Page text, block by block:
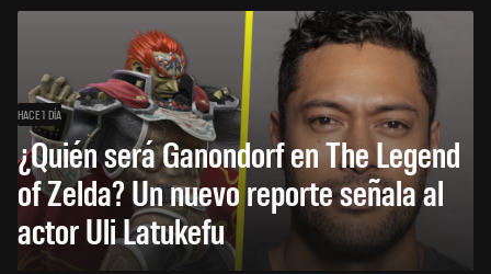
HACE 1 DÍA
¿Quién será Ganondorf en The Legend
of Zelda? Un nuevo reporte señala al
actor Uli Latukefu